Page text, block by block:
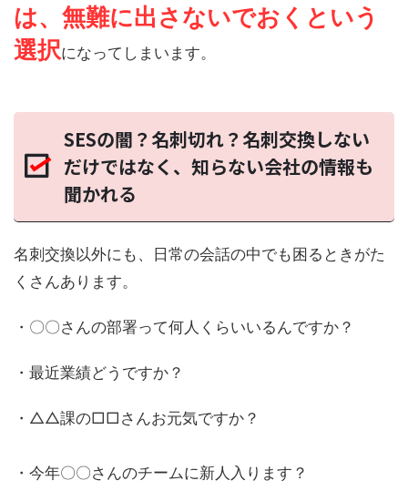
は、無難に出さないでおくという
選択になってしまいます。
SESの闇？名刺切れ？名刺交換しない
だけではなく、知らない会社の情報も
聞かれる
名刺交換以外にも、日常の会話の中でも困るときがた
くさんあります。
・〇〇さんの部署って何人くらいいるんですか？
・最近業績どうですか？
・△△課の□□さんお元気ですか？
・今年〇〇さんのチームに新人入ります？